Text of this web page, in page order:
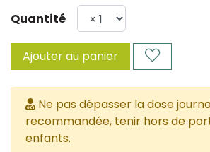
Quantité
Ajouter au panier
Ne pas dépasser la dose
recommandée, tenir hors de
enfants.